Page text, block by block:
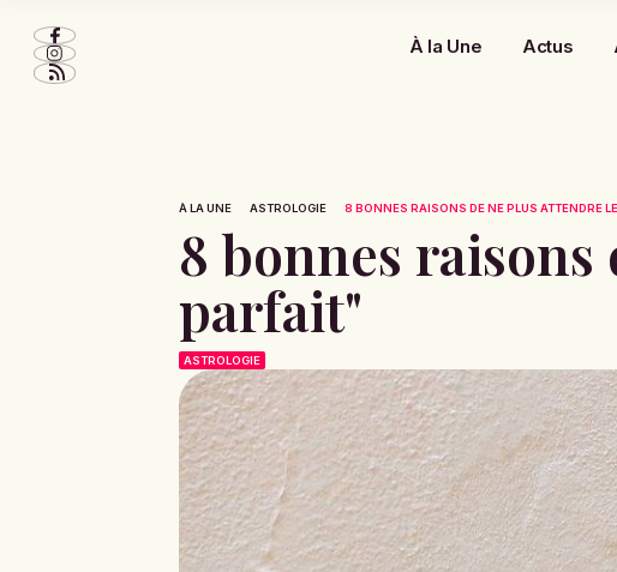
À la Une Actus
À LA UNE ASTROLOGIE 8 BONNES RAISONS DE NE PLUS ATTENDRE
8 bonnes
parfait"
ASTROLOGIE